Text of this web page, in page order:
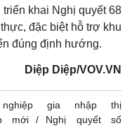
khai Nghị quyết 68
đặc biệt hỗ trợ khu
đúng định hướng.
Diệp Diệp/VOV.VN
nghiệp gia nhập thị
mới
Nghị quyết số